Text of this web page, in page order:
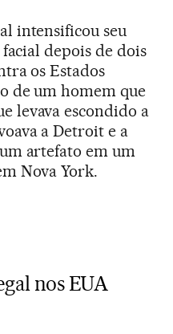
intensificou seu
depois de dois
os Estados
de um homem que
levava escondido a
a Detroit e a
artefato em um
Nova York.
nos EUA